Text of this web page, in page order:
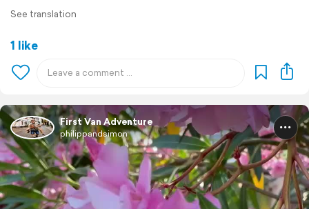
See translation
1 like
First Van Adventure
philippandsimon